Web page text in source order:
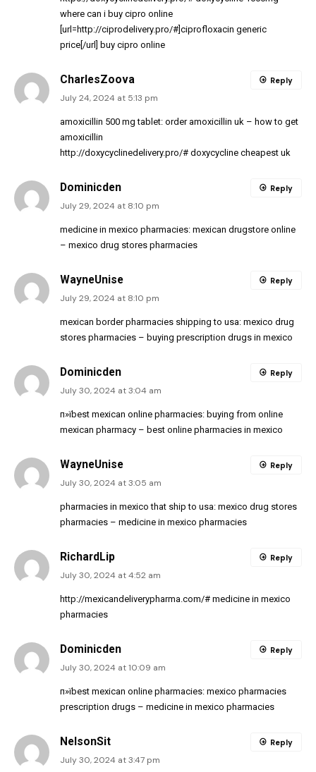
where can i buy cipro online
[url=http://ciprodelivery.pro/#]ciprofloxacin generic
price[/url] buy cipro online
CharlesZoova
July 24, 2024 at 5:13 pm
amoxicillin 500 mg tablet: order amoxicillin uk – how to get
amoxicillin
http://doxycyclinedelivery.pro/# doxycycline cheapest uk
Reply
Dominicden
July 29, 2024 at 8:10 pm
medicine in mexico pharmacies: mexican drugstore online
– mexico drug stores pharmacies
Reply
WayneUnise
July 29, 2024 at 8:10 pm
mexican border pharmacies shipping to usa: mexico drug
stores pharmacies – buying prescription drugs in mexico
Reply
Dominicden
July 30, 2024 at 3:04 am
п»їbest mexican online pharmacies: buying from online
mexican pharmacy – best online pharmacies in mexico
Reply
WayneUnise
July 30, 2024 at 3:05 am
pharmacies in mexico that ship to usa: mexico drug stores
pharmacies – medicine in mexico pharmacies
Reply
RichardLip
July 30, 2024 at 4:52 am
http://mexicandeliverypharma.com/# medicine in mexico
pharmacies
Reply
Dominicden
July 30, 2024 at 10:09 am
п»їbest mexican online pharmacies: mexico pharmacies
prescription drugs – medicine in mexico pharmacies
Reply
NelsonSit
July 30, 2024 at 3:47 pm
Reply